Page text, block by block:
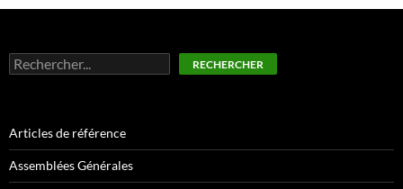
Rechercher RECHERCHER
Articles de référence
Assemblées Générales